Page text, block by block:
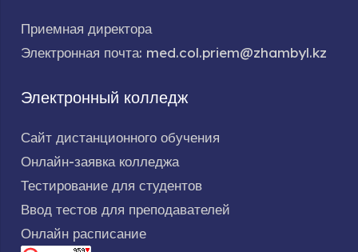
Приемная директора
Электронная почта: med.col.priem@zhambyl.kz
Электронный колледж
Сайт дистанционного обучения
Онлайн-заявка колледжа
Тестирование для студентов
Ввод тестов для преподавателей
Онлайн расписание